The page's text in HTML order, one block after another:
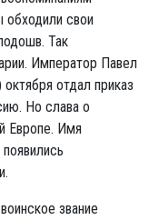
обходили свои
Так
Император Павел
отдал приказ
Но слава о
Европе. Имя
звание